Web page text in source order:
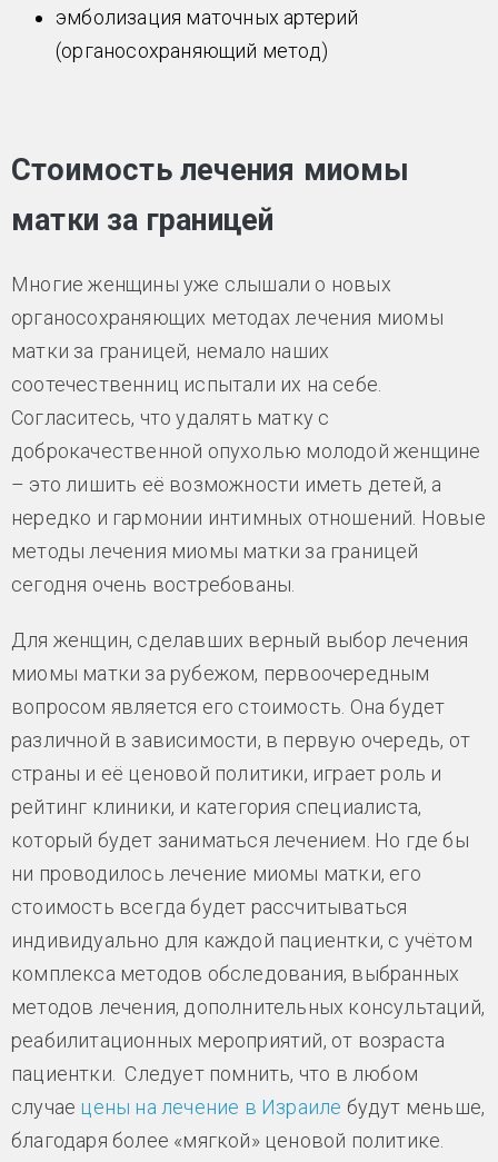
эмболизация маточных артерий
(органосохраняющий метод)
Стоимость лечения миомы
матки за границей
Многие женщины уже слышали о новых
органосохраняющих методах лечения миомы
матки за границей, немало наших
соотечественниц испытали их на себе.
Согласитесь, что удалять матку с
доброкачественной опухолью молодой женщине
– это лишить её возможности иметь детей, а
нередко и гармонии интимных отношений. Новые
методы лечения миомы матки за границей
сегодня очень востребованы.
Для женщин, сделавших верный выбор лечения
миомы матки за рубежом, первоочередным
вопросом является его стоимость. Она будет
различной в зависимости, в первую очередь, от
страны и её ценовой политики, играет роль и
рейтинг клиники, и категория специалиста,
который будет заниматься лечением. Но где бы
ни проводилось лечение миомы матки, его
стоимость всегда будет рассчитываться
индивидуально для каждой пациентки, с учётом
комплекса методов обследования, выбранных
методов лечения, дополнительных консультаций,
реабилитационных мероприятий, от возраста
пациентки. Следует помнить, что в любом
случае цены на лечение в Израиле будут меньше,
благодаря более «мягкой» ценовой политике.